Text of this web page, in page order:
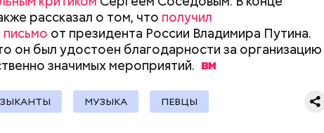
рассказал о том, что получил
от президента России Владимира Путина.
он был удостоен благодарности за организацию
значимыхмероприятий.
МУЗЫКА ПЕВЦЫ
используют растение.
поможет горчица:
это растение и
которые из него
На какие «кошачьи» типажи
можно поделить людей